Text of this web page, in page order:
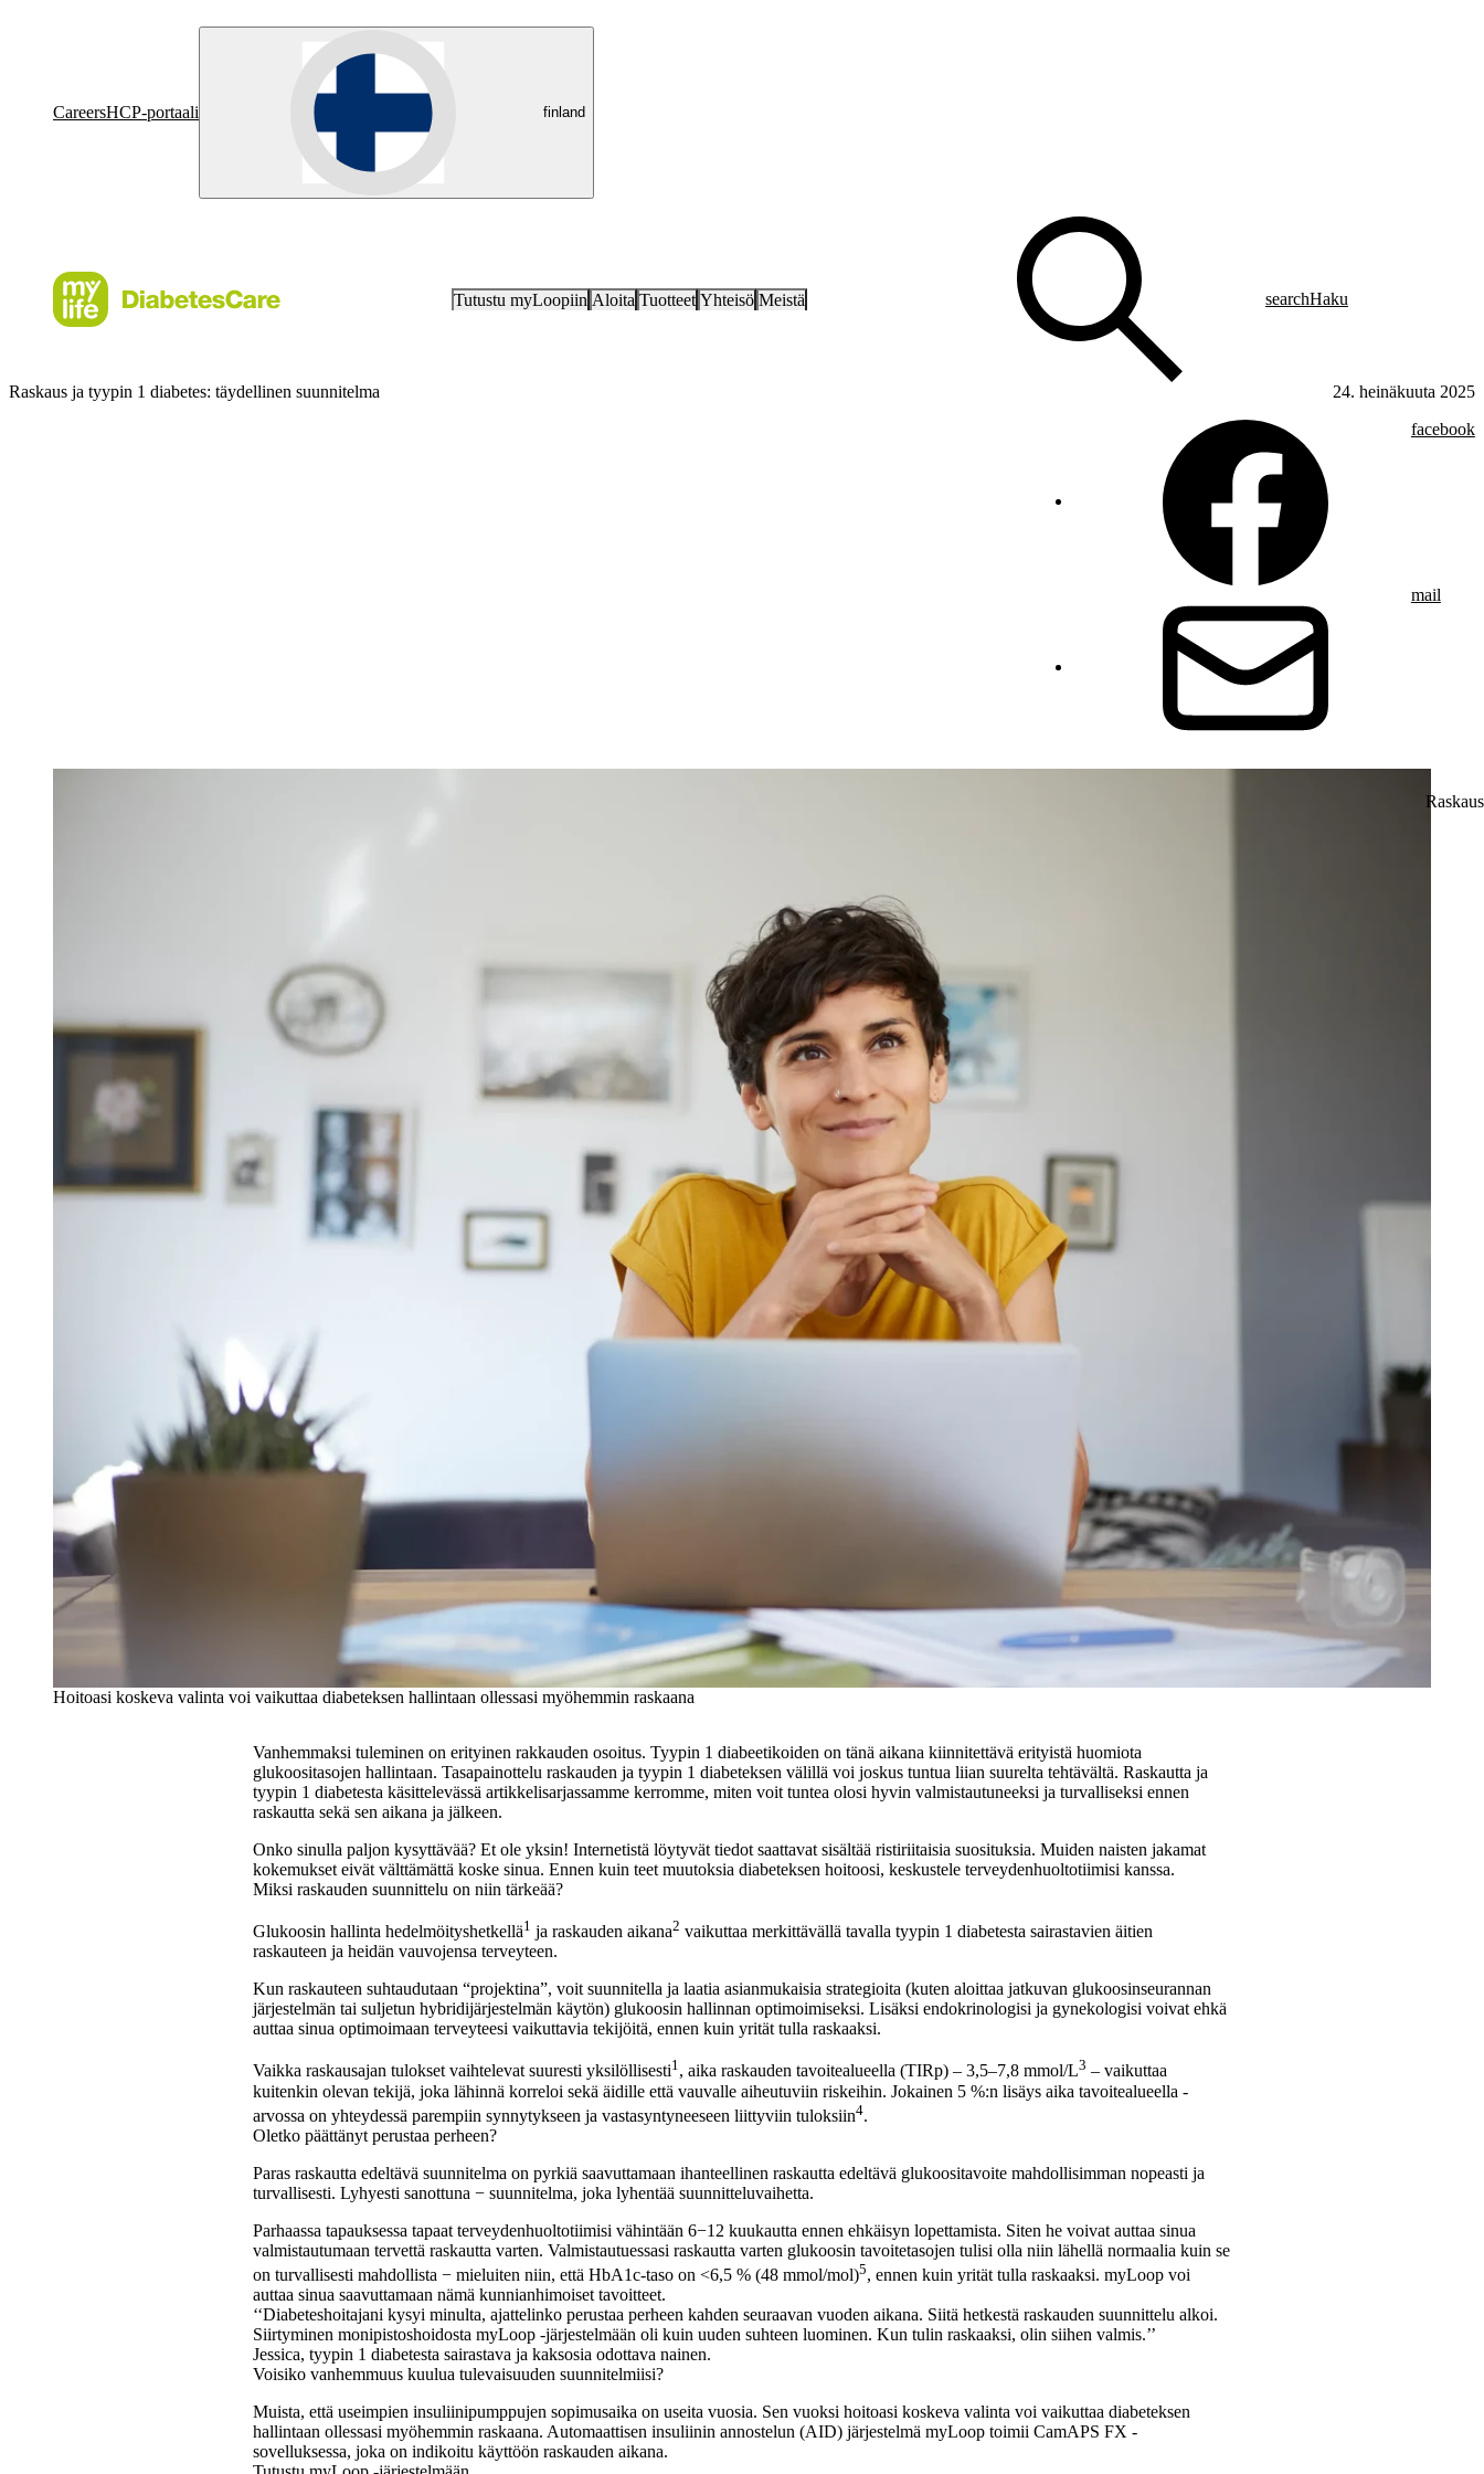
CareersHCP-portaali finland
Tutustu myLoopiin Aloita Tuotteet Yhteisö Meistä searchHaku
Raskaus ja tyypin 1 diabetes: täydellinen suunnitelma
24. heinäkuuta 2025
facebook
mail
Raskaus
Hoitoasi koskeva valinta voi vaikuttaa diabeteksen hallintaan ollessasi myöhemmin raskaana
Vanhemmaksi tuleminen on erityinen rakkauden osoitus. Tyypin 1 diabeetikoiden on tänä aikana kiinnitettävä erityistä huomiota
glukoositasojen hallintaan. Tasapainottelu raskauden ja tyypin 1 diabeteksen välillä voi joskus tuntua liian suurelta tehtävältä. Raskautta ja
tyypin 1 diabetesta käsittelevässä artikkelisarjassamme kerromme, miten voit tuntea olosi hyvin valmistautuneeksi ja turvalliseksi ennen
raskautta sekä sen aikana ja jälkeen.
Onko sinulla paljon kysyttävää? Et ole yksin! Internetistä löytyvät tiedot saattavat sisältää ristiriitaisia suosituksia. Muiden naisten jakamat
kokemukset eivät välttämättä koske sinua. Ennen kuin teet muutoksia diabeteksen hoitoosi, keskustele terveydenhuoltotiimisi kanssa.
Miksi raskauden suunnittelu on niin tärkeää?
Glukoosin hallinta hedelmöityshetkellä1 ja raskauden aikana2 vaikuttaa merkittävällä tavalla tyypin 1 diabetesta sairastavien äitien
raskauteen ja heidän vauvojensa terveyteen.
Kun raskauteen suhtaudutaan “projektina”, voit suunnitella ja laatia asianmukaisia strategioita (kuten aloittaa jatkuvan glukoosinseurannan
järjestelmän tai suljetun hybridijärjestelmän käytön) glukoosin hallinnan optimoimiseksi. Lisäksi endokrinologisi ja gynekologisi voivat ehkä
auttaa sinua optimoimaan terveyteesi vaikuttavia tekijöitä, ennen kuin yrität tulla raskaaksi.
Vaikka raskausajan tulokset vaihtelevat suuresti yksilöllisesti1, aika raskauden tavoitealueella (TIRp) – 3,5–7,8 mmol/L3 – vaikuttaa
kuitenkin olevan tekijä, joka lähinnä korreloi sekä äidille että vauvalle aiheutuviin riskeihin. Jokainen 5 %:n lisäys aika tavoitealueella -
arvossa on yhteydessä parempiin synnytykseen ja vastasyntyneeseen liittyviin tuloksiin4.
Oletko päättänyt perustaa perheen?
Paras raskautta edeltävä suunnitelma on pyrkiä saavuttamaan ihanteellinen raskautta edeltävä glukoositavoite mahdollisimman nopeasti ja
turvallisesti. Lyhyesti sanottuna − suunnitelma, joka lyhentää suunnitteluvaihetta.
Parhaassa tapauksessa tapaat terveydenhuoltotiimisi vähintään 6−12 kuukautta ennen ehkäisyn lopettamista. Siten he voivat auttaa sinua
valmistautumaan tervettä raskautta varten. Valmistautuessasi raskautta varten glukoosin tavoitetasojen tulisi olla niin lähellä normaalia kuin se
on turvallisesti mahdollista − mieluiten niin, että HbA1c-taso on <6,5 % (48 mmol/mol)5, ennen kuin yrität tulla raskaaksi. myLoop voi
auttaa sinua saavuttamaan nämä kunnianhimoiset tavoitteet.
‘‘Diabeteshoitajani kysyi minulta, ajattelinko perustaa perheen kahden seuraavan vuoden aikana. Siitä hetkestä raskauden suunnittelu alkoi.
Siirtyminen monipistoshoidosta myLoop -järjestelmään oli kuin uuden suhteen luominen. Kun tulin raskaaksi, olin siihen valmis.’’
Jessica, tyypin 1 diabetesta sairastava ja kaksosia odottava nainen.
Voisiko vanhemmuus kuulua tulevaisuuden suunnitelmiisi?
Muista, että useimpien insuliinipumppujen sopimusaika on useita vuosia. Sen vuoksi hoitoasi koskeva valinta voi vaikuttaa diabeteksen
hallintaan ollessasi myöhemmin raskaana. Automaattisen insuliinin annostelun (AID) järjestelmä myLoop toimii CamAPS FX -
sovelluksessa, joka on indikoitu käyttöön raskauden aikana.